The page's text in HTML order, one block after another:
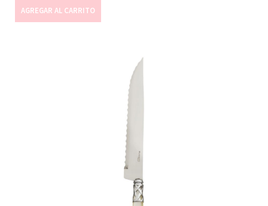
AGREGAR AL CARRITO